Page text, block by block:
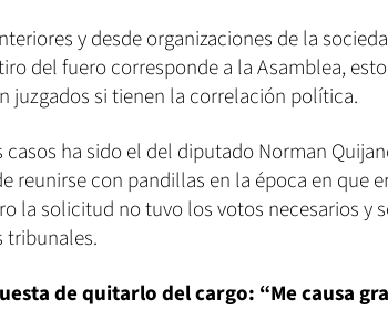
y desde organizaciones de la
del fuero corresponde a la Asamblea,
juzgados si tienen la correlación política.
ha sido el del diputado Norman
reunirse con pandillas en la época en que
la solicitud no tuvo los votos necesarios y
tribunales.
de quitarlo del cargo: “Me causa